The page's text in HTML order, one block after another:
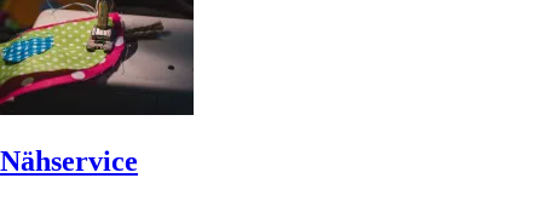
Nähservice